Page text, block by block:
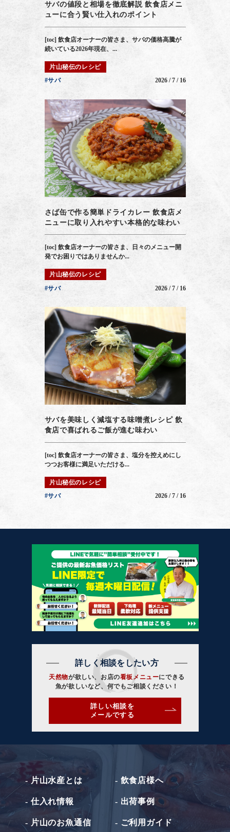
サバの値段と相場を徹底解説 飲食店メニ
ューに合う賢い仕入れのポイント
[toc] 飲食店オーナーの皆さま、サバの価格高騰が
続いている2026年現在、...
片山秘伝のレシピ
#サバ
2026 / 7 / 16
さば缶で作る簡単ドライカレー 飲食店メ
ニューに取り入れやすい本格的な味わい
[toc] 飲食店オーナーの皆さま、日々のメニュー開
発でお困りではありませんか...
片山秘伝のレシピ
#サバ
2026 / 7 / 16
サバを美味しく減塩する味噌煮レシピ 飲
食店で喜ばれるご飯が進む味わい
[toc] 飲食店オーナーの皆さま、塩分を控えめにし
つつお客様に満足いただける...
片山秘伝のレシピ
#サバ
2026 / 7 / 16
詳しく相談をしたい方
天然物が欲しい、お店の看板メニューにできる
魚が欲しいなど、何でもご相談ください！
詳しい相談を
メールでする
- 片山水産とは - 飲食店様へ
- 仕入れ情報 - 出荷事例
- 片山のお魚通信 - ご利用ガイド